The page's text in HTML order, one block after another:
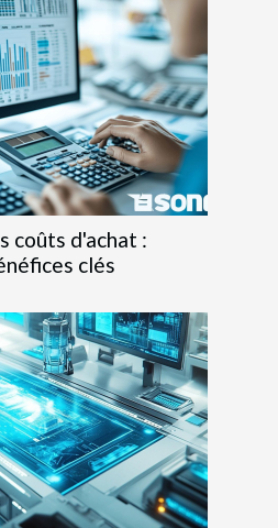
coûts d'achat :
clés